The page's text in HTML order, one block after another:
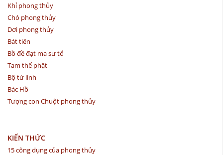
Khỉ phong thủy
Chó phong thủy
Dơi phong thủy
Bát tiên
Bồ đề đạt ma sư tổ
Tam thế phật
Bộ tứ linh
Bác Hồ
Tượng con Chuột phong thủy
KIẾN THỨC
15 công dụng của phong thủy